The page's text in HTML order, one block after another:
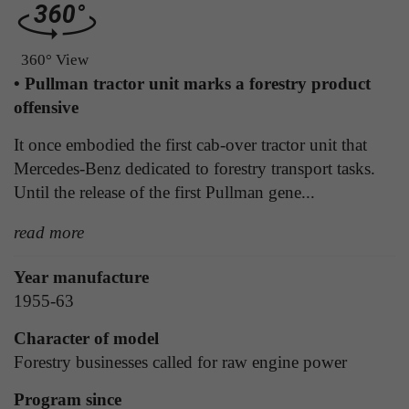
360° View
• Pullman tractor unit marks a forestry product
offensive
It once embodied the first cab-over tractor unit that
Mercedes-Benz dedicated to forestry transport tasks.
Until the release of the first Pullman gene...
read more
Year manufacture
1955-63
Character of model
Forestry businesses called for raw engine power
Program since
PHPSESSID
Anbieter TYPO3
Administratoren relevant).
Name be_typo_user
Anbieter TYPO3
Laufzeit
Zweck
Anbieter Google Analytics
Laufzeit 1 Jahr
Zweck
wiederkehrende User auf dieser Website
Name _gid